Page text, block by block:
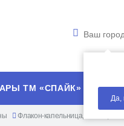
Ваш
Да,
ТМ «СПАЙК»
Флакон-капельница, белый, 70мл